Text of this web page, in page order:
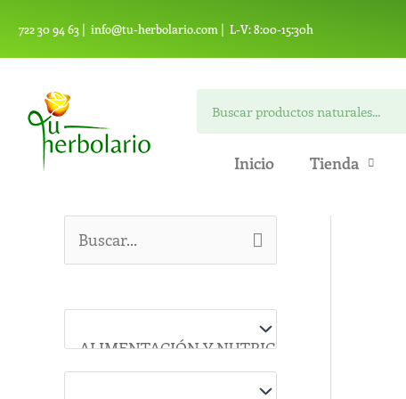
contenido
722 30 94 63 | info@tu-herbolario.com | L-V: 8:00-15:30h
Inicio Tienda
s
a